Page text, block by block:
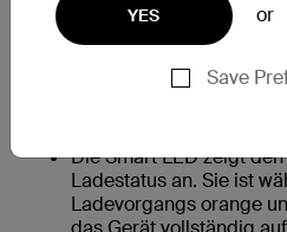
YES or
Save
bei starker Beanspruchung
Überblick
Die Smart LED zeigt
Ladestatus an. Sie ist
Ladevorgangs orange